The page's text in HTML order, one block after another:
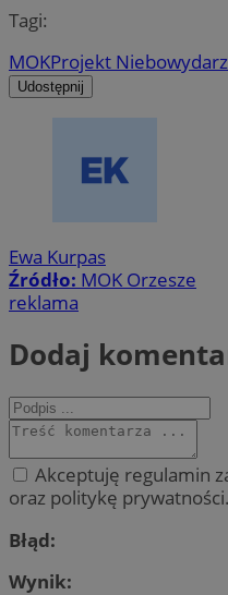
Tagi:
MOKProjekt Niebo
Udostępnij
Ewa Kurpas
Źródło: MOK Orzesze
reklama
Dodaj
Akceptuję regulamin
oraz politykę prywatności.
Błąd:
Wynik: